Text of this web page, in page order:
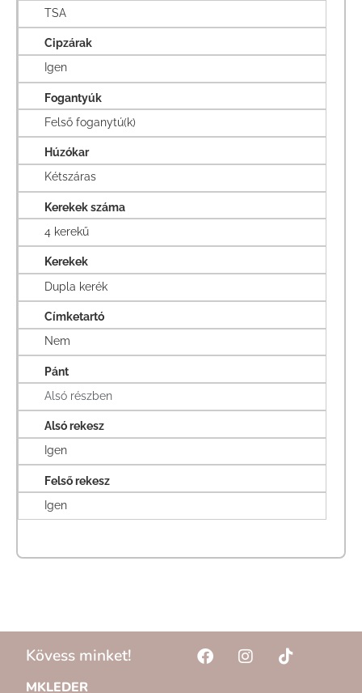
TSA
Cipzárak
Igen
Fogantyúk
Felső foganytú(k)
Húzókar
Kétszáras
Kerekek száma
4 kerekű
Kerekek
Dupla kerék
Címketartó
Nem
Pánt
Alsó részben
Alsó rekesz
Igen
Felső rekesz
Igen
Kövess minket!
MKLEDER